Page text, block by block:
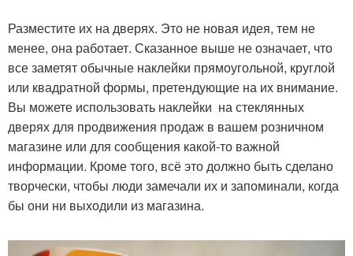
Разместите их на дверях. Это не новая идея, тем не
менее, она работает. Сказанное выше не означает, что
все заметят обычные наклейки прямоугольной, круглой
или квадратной формы, претендующие на их внимание.
Вы можете использовать наклейки на стеклянных
дверях для продвижения продаж в вашем розничном
магазине или для сообщения какой-то важной
информации. Кроме того, всё это должно быть сделано
творчески, чтобы люди замечали их и запоминали, когда
бы они ни выходили из магазина.